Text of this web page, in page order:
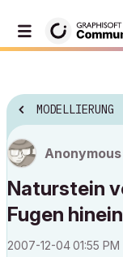
MODELLIERUNG
Anonymous
Naturstein
Fugen hinein
‎2007-12-0401:55 PM